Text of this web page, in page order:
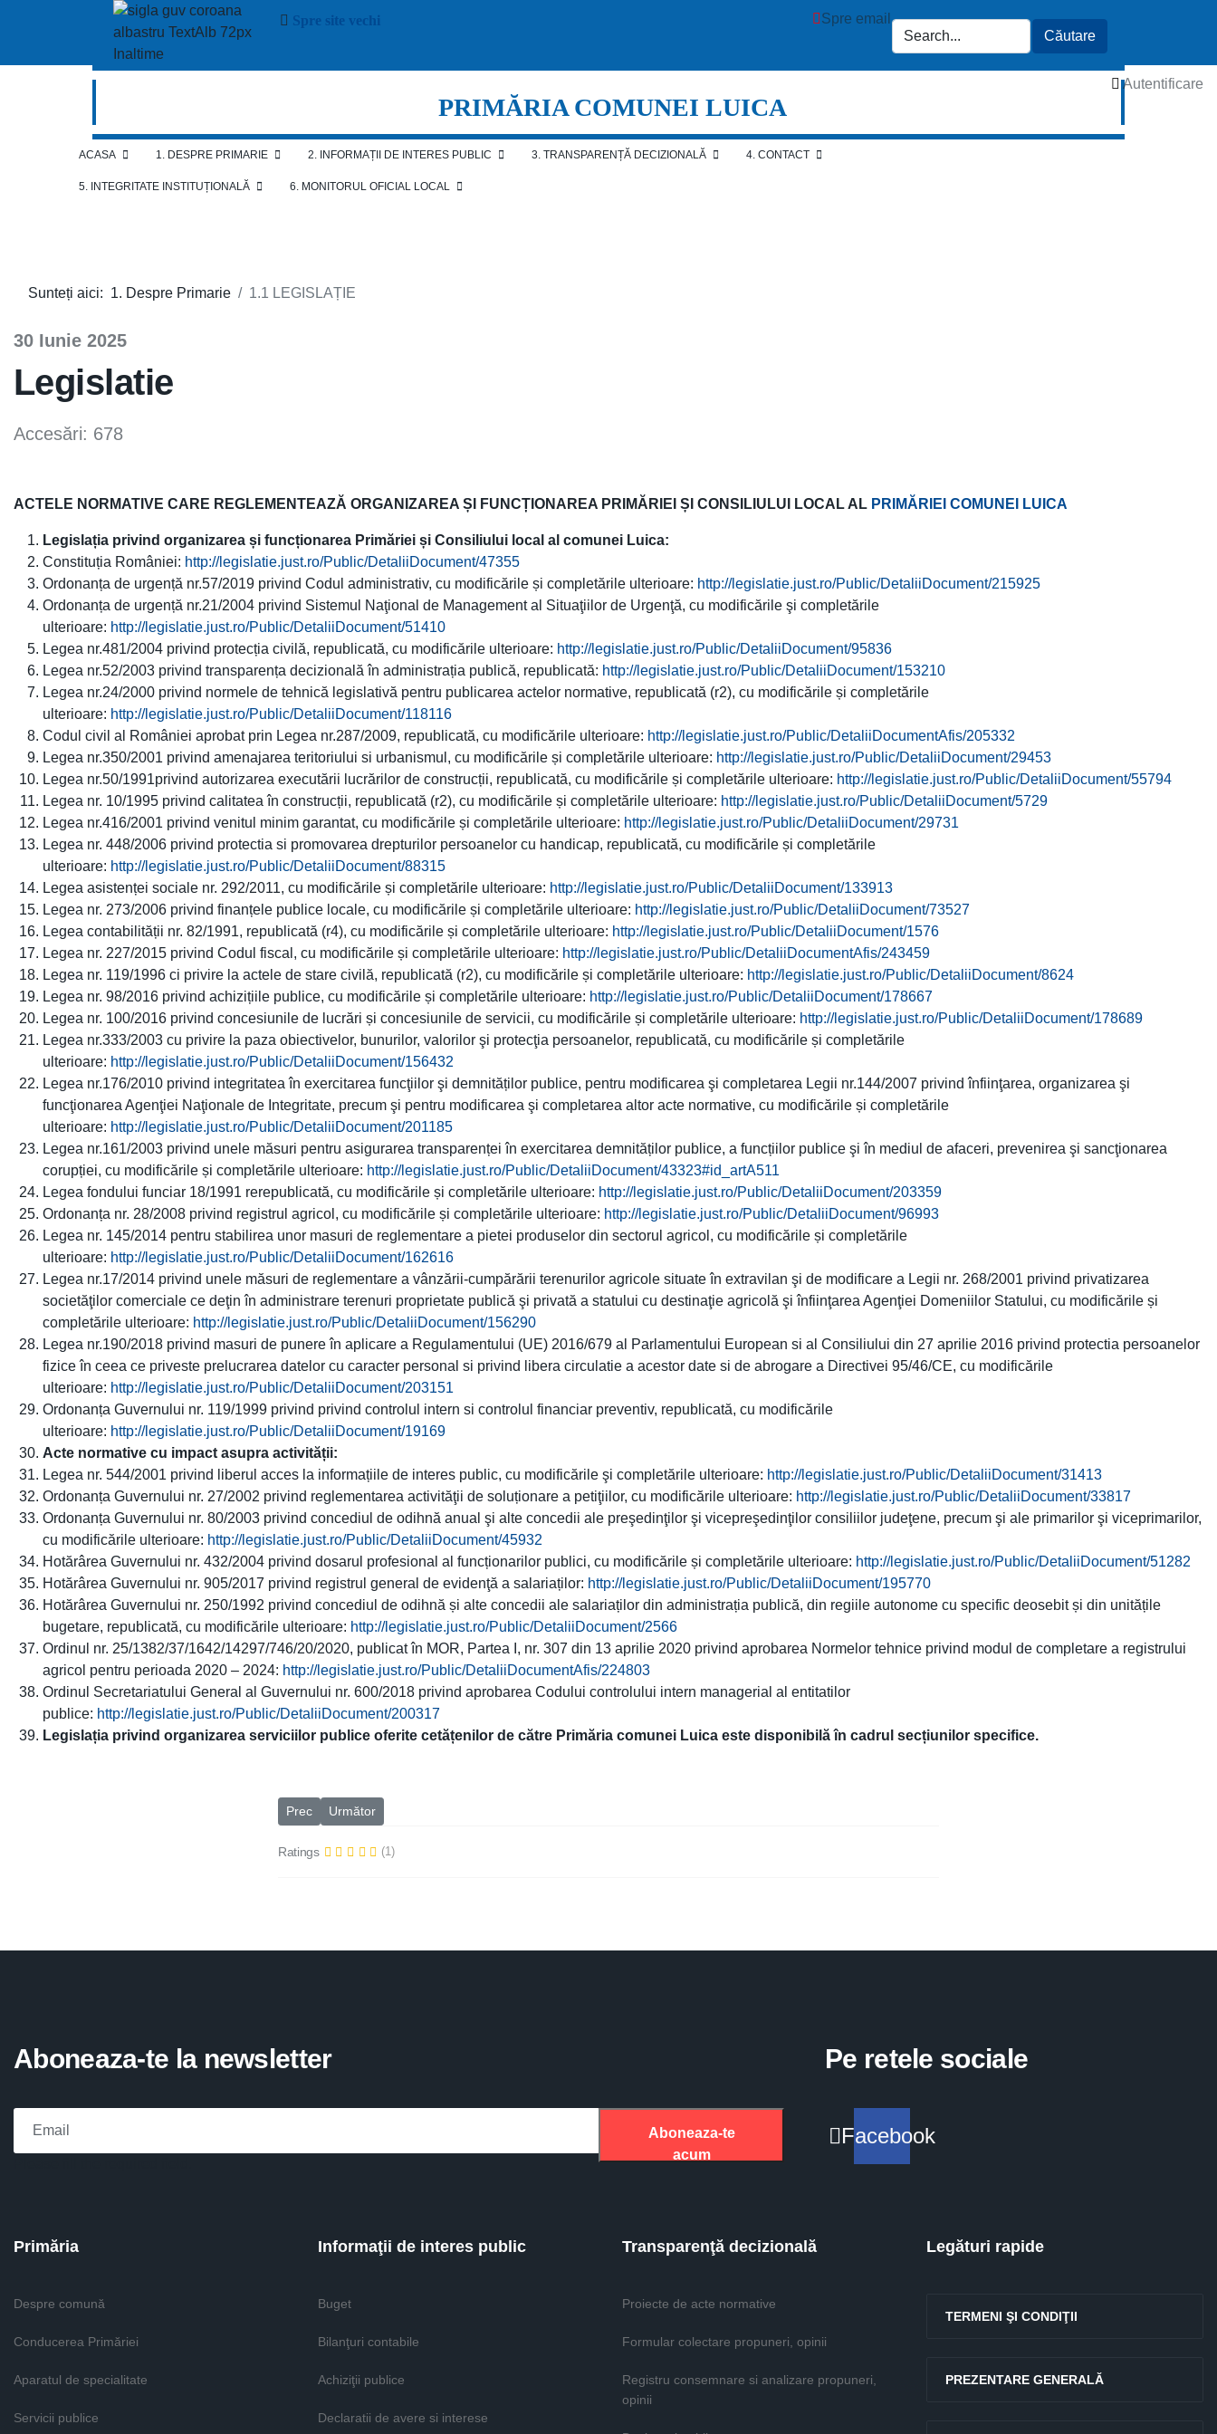
Spre site vechi Spre email
Autentificare
PRIMĂRIA COMUNEI LUICA
ACASA 1. DESPRE PRIMARIE 2. INFORMAȚII DE INTERES PUBLIC 3. TRANSPARENȚĂ DECIZIONALĂ 4. CONTACT
5. INTEGRITATE INSTITUȚIONALĂ 6. MONITORUL OFICIAL LOCAL
Sunteți aici: 1. Despre Primarie 1.1 LEGISLAȚIE
Legislatie
30 Iunie 2025
Accesări: 678
ACTELE NORMATIVE CARE REGLEMENTEAZĂ ORGANIZAREA ȘI FUNCȚIONAREA PRIMĂRIEI ȘI CONSILIULUI LOCAL AL PRIMĂRIEI COMUNEI LUICA
Legislația privind organizarea și funcționarea Primăriei și Consiliului local al comunei Luica:
Constituția României: http://legislatie.just.ro/Public/DetaliiDocument/47355
Ordonanța de urgență nr.57/2019 privind Codul administrativ, cu modificările și completările ulterioare: http://legislatie.just.ro/Public/DetaliiDocument/215925
Ordonanța de urgență nr.21/2004 privind Sistemul Naţional de Management al Situaţiilor de Urgenţă, cu modificările şi completările
ulterioare: http://legislatie.just.ro/Public/DetaliiDocument/51410
Legea nr.481/2004 privind protecția civilă, republicată, cu modificările ulterioare: http://legislatie.just.ro/Public/DetaliiDocument/95836
Legea nr.52/2003 privind transparența decizională în administrația publică, republicată: http://legislatie.just.ro/Public/DetaliiDocument/153210
Legea nr.24/2000 privind normele de tehnică legislativă pentru publicarea actelor normative, republicată (r2), cu modificările și completările
ulterioare: http://legislatie.just.ro/Public/DetaliiDocument/118116
Codul civil al României aprobat prin Legea nr.287/2009, republicată, cu modificările ulterioare: http://legislatie.just.ro/Public/DetaliiDocumentAfis/205332
Legea nr.350/2001 privind amenajarea teritoriului si urbanismul, cu modificările și completările ulterioare: http://legislatie.just.ro/Public/DetaliiDocument/29453
Legea nr.50/1991privind autorizarea executării lucrărilor de construcții, republicată, cu modificările și completările ulterioare: http://legislatie.just.ro/Public/DetaliiDocument/55794
Legea nr. 10/1995 privind calitatea în construcții, republicată (r2), cu modificările și completările ulterioare: http://legislatie.just.ro/Public/DetaliiDocument/5729
Legea nr.416/2001 privind venitul minim garantat, cu modificările și completările ulterioare: http://legislatie.just.ro/Public/DetaliiDocument/29731
Legea nr. 448/2006 privind protectia si promovarea drepturilor persoanelor cu handicap, republicată, cu modificările și completările
ulterioare: http://legislatie.just.ro/Public/DetaliiDocument/88315
Legea asistenței sociale nr. 292/2011, cu modificările și completările ulterioare: http://legislatie.just.ro/Public/DetaliiDocument/133913
Legea nr. 273/2006 privind finanțele publice locale, cu modificările și completările ulterioare: http://legislatie.just.ro/Public/DetaliiDocument/73527
Legea contabilității nr. 82/1991, republicată (r4), cu modificările și completările ulterioare: http://legislatie.just.ro/Public/DetaliiDocument/1576
Legea nr. 227/2015 privind Codul fiscal, cu modificările și completările ulterioare: http://legislatie.just.ro/Public/DetaliiDocumentAfis/243459
Legea nr. 119/1996 ci privire la actele de stare civilă, republicată (r2), cu modificările și completările ulterioare: http://legislatie.just.ro/Public/DetaliiDocument/8624
Legea nr. 98/2016 privind achizițiile publice, cu modificările și completările ulterioare: http://legislatie.just.ro/Public/DetaliiDocument/178667
Legea nr. 100/2016 privind concesiunile de lucrări și concesiunile de servicii, cu modificările și completările ulterioare: http://legislatie.just.ro/Public/DetaliiDocument/178689
Legea nr.333/2003 cu privire la paza obiectivelor, bunurilor, valorilor şi protecţia persoanelor, republicată, cu modificările și completările
ulterioare: http://legislatie.just.ro/Public/DetaliiDocument/156432
Legea nr.176/2010 privind integritatea în exercitarea funcţiilor şi demnităților publice, pentru modificarea şi completarea Legii nr.144/2007 privind înfiinţarea, organizarea şi
funcţionarea Agenţiei Naţionale de Integritate, precum şi pentru modificarea şi completarea altor acte normative, cu modificările și completările
ulterioare: http://legislatie.just.ro/Public/DetaliiDocument/201185
Legea nr.161/2003 privind unele măsuri pentru asigurarea transparenței în exercitarea demnităților publice, a funcțiilor publice şi în mediul de afaceri, prevenirea şi sancţionarea
corupției, cu modificările și completările ulterioare: http://legislatie.just.ro/Public/DetaliiDocument/43323#id_artA511
Legea fondului funciar 18/1991 rerepublicată, cu modificările și completările ulterioare: http://legislatie.just.ro/Public/DetaliiDocument/203359
Ordonanța nr. 28/2008 privind registrul agricol, cu modificările și completările ulterioare: http://legislatie.just.ro/Public/DetaliiDocument/96993
Legea nr. 145/2014 pentru stabilirea unor masuri de reglementare a pietei produselor din sectorul agricol, cu modificările și completările
ulterioare: http://legislatie.just.ro/Public/DetaliiDocument/162616
Legea nr.17/2014 privind unele măsuri de reglementare a vânzării-cumpărării terenurilor agricole situate în extravilan şi de modificare a Legii nr. 268/2001 privind privatizarea
societăţilor comerciale ce deţin în administrare terenuri proprietate publică şi privată a statului cu destinaţie agricolă şi înfiinţarea Agenţiei Domeniilor Statului, cu modificările și
completările ulterioare: http://legislatie.just.ro/Public/DetaliiDocument/156290
Legea nr.190/2018 privind masuri de punere în aplicare a Regulamentului (UE) 2016/679 al Parlamentului European si al Consiliului din 27 aprilie 2016 privind protectia persoanelor
fizice în ceea ce priveste prelucrarea datelor cu caracter personal si privind libera circulatie a acestor date si de abrogare a Directivei 95/46/CE, cu modificările
ulterioare: http://legislatie.just.ro/Public/DetaliiDocument/203151
Ordonanța Guvernului nr. 119/1999 privind privind controlul intern si controlul financiar preventiv, republicată, cu modificările
ulterioare: http://legislatie.just.ro/Public/DetaliiDocument/19169
Acte normative cu impact asupra activității:
Legea nr. 544/2001 privind liberul acces la informațiile de interes public, cu modificările şi completările ulterioare: http://legislatie.just.ro/Public/DetaliiDocument/31413
Ordonanța Guvernului nr. 27/2002 privind reglementarea activităţii de soluționare a petiţiilor, cu modificările ulterioare: http://legislatie.just.ro/Public/DetaliiDocument/33817
Ordonanța Guvernului nr. 80/2003 privind concediul de odihnă anual şi alte concedii ale preşedinţilor şi vicepreşedinţilor consiliilor judeţene, precum şi ale primarilor şi viceprimarilor,
cu modificările ulterioare: http://legislatie.just.ro/Public/DetaliiDocument/45932
Hotărârea Guvernului nr. 432/2004 privind dosarul profesional al funcționarilor publici, cu modificările și completările ulterioare: http://legislatie.just.ro/Public/DetaliiDocument/51282
Hotărârea Guvernului nr. 905/2017 privind registrul general de evidenţă a salariaților: http://legislatie.just.ro/Public/DetaliiDocument/195770
Hotărârea Guvernului nr. 250/1992 privind concediul de odihnă și alte concedii ale salariaților din administrația publică, din regiile autonome cu specific deosebit și din unitățile
bugetare, republicată, cu modificările ulterioare: http://legislatie.just.ro/Public/DetaliiDocument/2566
Ordinul nr. 25/1382/37/1642/14297/746/20/2020, publicat în MOR, Partea I, nr. 307 din 13 aprilie 2020 privind aprobarea Normelor tehnice privind modul de completare a registrului
agricol pentru perioada 2020 – 2024: http://legislatie.just.ro/Public/DetaliiDocumentAfis/224803
Ordinul Secretariatului General al Guvernului nr. 600/2018 privind aprobarea Codului controlului intern managerial al entitatilor
publice: http://legislatie.just.ro/Public/DetaliiDocument/200317
Legislația privind organizarea serviciilor publice oferite cetățenilor de către Primăria comunei Luica este disponibilă în cadrul secțiunilor specifice.
Articol precedent: 1.2.2 Agenda conducerii
Prec Articolul următor: Politica de confidentialitate
Următor
Ratings (1)
Aboneaza-te la newsletter
Aboneaza-te
acum
Pe retele sociale
Facebook
Primăria
Despre comună
Conducerea Primăriei
Aparatul de specialitate
Servicii publice
Informaţii de interes public
Buget
Bilanţuri contabile
Achiziţii publice
Declaratii de avere si interese
Transparenţă decizională
Proiecte de acte normative
Formular colectare propuneri, opinii
Registru consemnare si analizare propuneri,
opinii
Legături rapide
TERMENI ŞI CONDIŢII
PREZENTARE GENERALĂ